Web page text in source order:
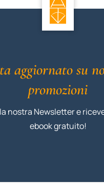
aggiornato su
promozioni
nostra Newsletter e
ebook gratuito!